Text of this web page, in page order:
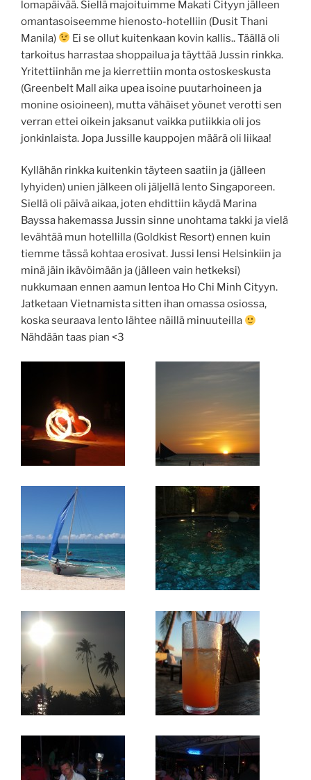
lomapäivää. Siellä majoituimme Makati Cityyn jälleen
omantasoiseemme hienosto-hotelliin (Dusit Thani
Manila)
Ei se ollut kuitenkaan kovin kallis.. Täällä oli
tarkoitus harrastaa shoppailua ja täyttää Jussin rinkka.
Yritettiinhän me ja kierrettiin monta ostoskeskusta
(Greenbelt Mall aika upea isoine puutarhoineen ja
monine osioineen), mutta vähäiset yöunet verotti sen
verran ettei oikein jaksanut vaikka putiikkia oli jos
jonkinlaista. Jopa Jussille kauppojen määrä oli liikaa!
Kyllähän rinkka kuitenkin täyteen saatiin ja (jälleen
lyhyiden) unien jälkeen oli jäljellä lento Singaporeen.
Siellä oli päivä aikaa, joten ehdittiin käydä Marina
Bayssa hakemassa Jussin sinne unohtama takki ja vielä
levähtää mun hotellilla (Goldkist Resort) ennen kuin
tiemme tässä kohtaa erosivat. Jussi lensi Helsinkiin ja
minä jäin ikävöimään ja (jälleen vain hetkeksi)
nukkumaan ennen aamun lentoa Ho Chi Minh Cityyn.
Jatketaan Vietnamista sitten ihan omassa osiossa,
koska seuraava lento lähtee näillä minuuteilla
Nähdään taas pian <3